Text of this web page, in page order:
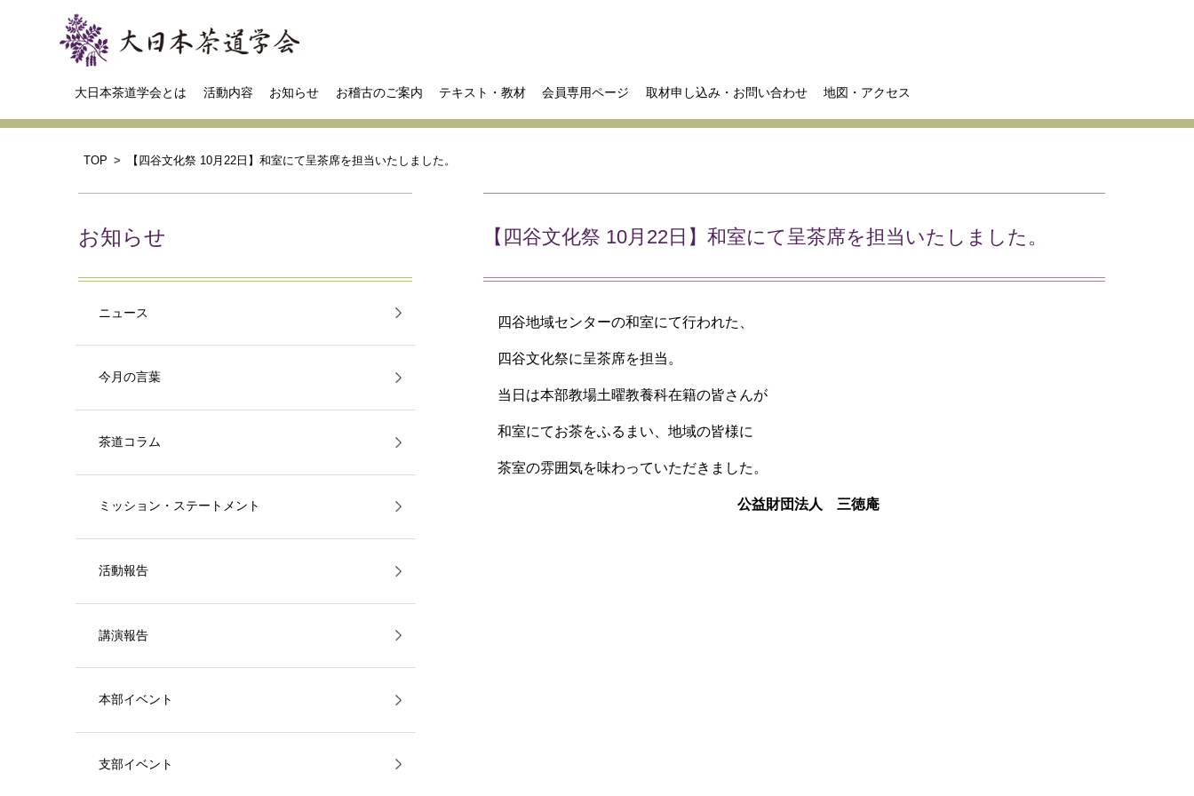
大日本茶道学会とは 活動内容 お知らせ お稽古のご案内 テキスト・教材 会員専用ページ 取材申し込み・お問い合わせ 地図・アクセス
TOP 【四谷文化祭 10月22日】和室にて呈茶席を担当いたしました。
お知らせ
ニュース
今月の言葉
茶道コラム
ミッション・ステートメント
活動報告
講演報告
本部イベント
支部イベント
【四谷文化祭 10月22日】和室にて呈茶席を担当いたしました。
四谷地域センターの和室にて行われた、
四谷文化祭に呈茶席を担当。
当日は本部教場土曜教養科在籍の皆さんが
和室にてお茶をふるまい、地域の皆様に
茶室の雰囲気を味わっていただきました。
公益財団法人 三徳庵